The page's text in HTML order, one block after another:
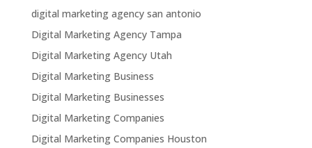
digital marketing agency san antonio
Digital Marketing Agency Tampa
Digital Marketing Agency Utah
Digital Marketing Business
Digital Marketing Businesses
Digital Marketing Companies
Digital Marketing Companies Houston